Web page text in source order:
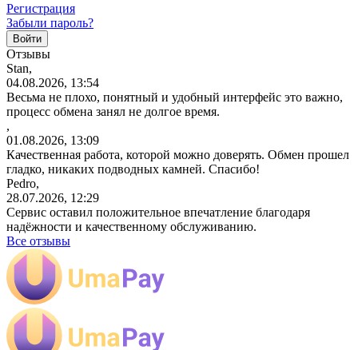
Регистрация
Забыли пароль?
Отзывы
Stan,
04.08.2026, 13:54
Весьма не плохо, понятный и удобный интерфейс это важно,
процесс обмена занял не долгое время.
,
01.08.2026, 13:09
Качественная работа, которой можно доверять. Обмен прошел
гладко, никаких подводных камней. Спасибо!
Pedro,
28.07.2026, 12:29
Сервис оставил положительное впечатление благодаря
надёжности и качественному обслуживанию.
Все отзывы